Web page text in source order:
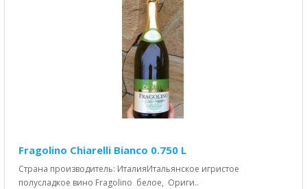
Fragolino Chiarelli Bianco 0.750 L
Страна производитель: ИталияИтальянское игристое
полусладкое вино Fragolino белое, Ориги..